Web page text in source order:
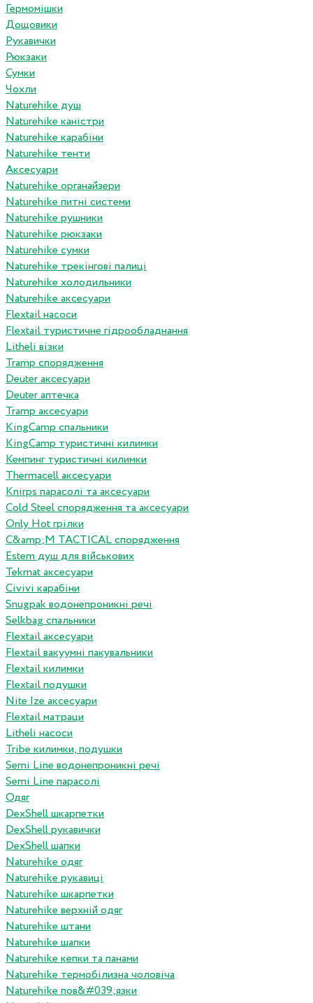
Гермомішки
Дощовики
Рукавички
Рюкзаки
Сумки
Чохли
Naturehike душ
Naturehike каністри
Naturehike карабіни
Naturehike тенти
Аксесуари
Naturehike органайзери
Naturehike питні системи
Naturehike рушники
Naturehike рюкзаки
Naturehike сумки
Naturehike трекінгові палиці
Naturehike холодильники
Naturehike аксесуари
Flextail насоси
Flextail туристичне гідрообладнання
Litheli візки
Tramp спорядження
Deuter аксесуари
Deuter аптечка
Tramp аксесуари
KingCamp спальники
KingCamp туристичні килимки
Кемпинг туристичні килимки
Thermacell аксесуари
Knirps парасолі та аксесуари
Cold Steel спорядження та аксесуари
Only Hot грілки
C&amp;M TACTICAL спорядження
Estem душ для військових
Tekmat аксесуари
Сivivi карабіни
Snugpak водонепроникні речі
Selkbag спальники
Flextail аксесуари
Flextail вакуумні пакувальники
Flextail килимки
Flextail подушки
Nite Ize аксесуари
Flextail матраци
Litheli насоси
Tribe килимки, подушки
Semi Line водонепроникні речі
Semi Line парасолі
Одяг
DexShell шкарпетки
DexShell рукавички
DexShell шапки
Naturehike одяг
Naturehike рукавиці
Naturehike шкарпетки
Naturehike верхній одяг
Naturehike штани
Naturehike шапки
Naturehike кепки та панами
Naturehike термобілизна чоловіча
Naturehike пов&#039;язки